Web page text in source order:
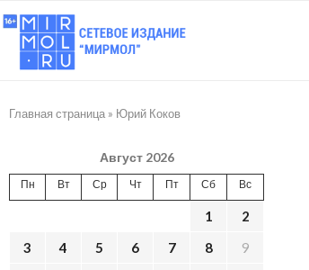
Главная страница » Юрий Коков
Август 2026
Пн Вт Ср Чт Пт Сб Вс
1
2
3
4 5 6 7 8
9